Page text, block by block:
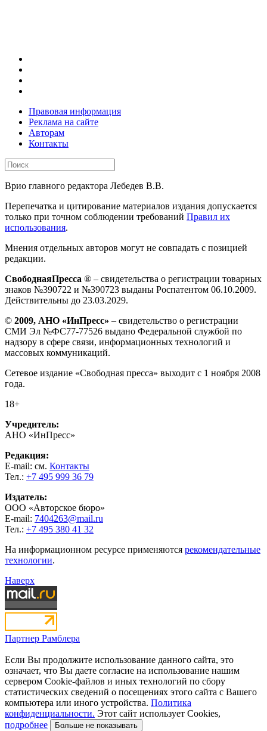
Правовая информация
Реклама на сайте
Авторам
Контакты
Врио главного редактора Лебедев В.В.
Перепечатка и цитирование материалов издания допускается
только при точном соблюдении требований Правил их
использования.
Мнения отдельных авторов могут не совпадать с позицией
редакции.
СвободнаяПресса ® – свидетельства о регистрации товарных
знаков №390722 и №390723 выданы Роспатентом 06.10.2009.
Действительны до 23.03.2029.
© 2009, АНО «ИнПресс» – свидетельство о регистрации
СМИ Эл №ФС77-77526 выдано Федеральной службой по
надзору в сфере связи, информационных технологий и
массовых коммуникаций.
Сетевое издание «Свободная пресса» выходит с 1 ноября 2008
года.
18+
Учредитель:
АНО «ИнПресс»
Редакция:
E-mail: см. Контакты
Тел.: +7 495 999 36 79
Издатель:
ООО «Авторское бюро»
E-mail: 7404263@mail.ru
Тел.: +7 495 380 41 32
На информационном ресурсе применяются рекомендательные
технологии.
Наверх
Партнер Рамблера
Если Вы продолжите использование данного сайта, это
означает, что Вы даете согласие на использование нашим
сервером Cookie-файлов и иных технологий по сбору
статистических сведений о посещениях этого сайта с Вашего
компьютера или иного устройства. Политика
конфиденциальности. Этот сайт использует Cookies,
подробнее
Больше не показывать